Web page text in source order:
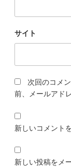
サイト
次回のコメ
前、メールアド
新しいコメント
新しい投稿をメ